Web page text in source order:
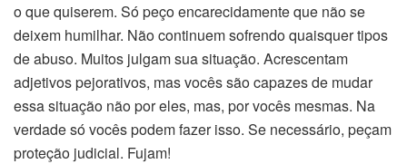
o que quiserem. Só peço encarecidamente que não se
deixem humilhar. Não continuem sofrendo quaisquer tipos
de abuso. Muitos julgam sua situação. Acrescentam
adjetivos pejorativos, mas vocês são capazes de mudar
essa situação não por eles, mas, por vocês mesmas. Na
verdade só vocês podem fazer isso. Se necessário, peçam
proteção judicial. Fujam!